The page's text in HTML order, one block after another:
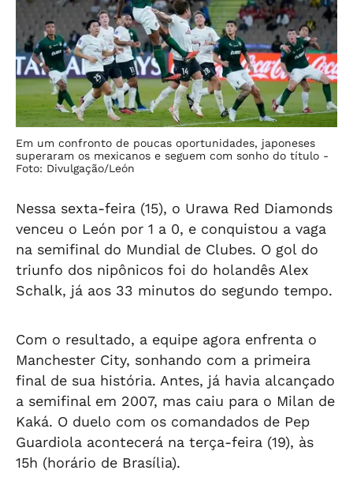
Em um confronto de poucas oportunidades, japoneses
superaram os mexicanos e seguem com sonho do título -
Foto: Divulgação/León
Nessa sexta-feira (15), o Urawa Red Diamonds
venceu o León por 1 a 0, e conquistou a vaga
na semifinal do Mundial de Clubes. O gol do
triunfo dos nipônicos foi do holandês Alex
Schalk, já aos 33 minutos do segundo tempo.
Com o resultado, a equipe agora enfrenta o
Manchester City, sonhando com a primeira
final de sua história. Antes, já havia alcançado
a semifinal em 2007, mas caiu para o Milan de
Kaká. O duelo com os comandados de Pep
Guardiola acontecerá na terça-feira (19), às
15h (horário de Brasília).